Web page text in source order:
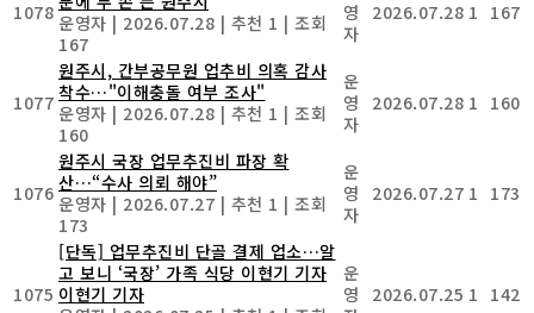
1078 운영자 | 2026.07.28 | 추천 1 | 조회
167
영
자
2026.07.28 1 167
1077
원주시, 간부공무원 업추비 의혹 감사
착수…"이해충돌 여부 조사"
운영자 | 2026.07.28 | 추천 1 | 조회
160
운
영
자
2026.07.28 1 160
1076
원주시 국장 업무추진비 파장 확
산…“수사 의뢰 해야”
운영자 | 2026.07.27 | 추천 1 | 조회
173
운
영
자
2026.07.27 1 173
1075
[단독] 업무추진비 단골 결제 업소…알
고 보니 ‘국장’ 가족 식당 이현기 기자
이현기 기자
운
영
2026.07.25 1 142